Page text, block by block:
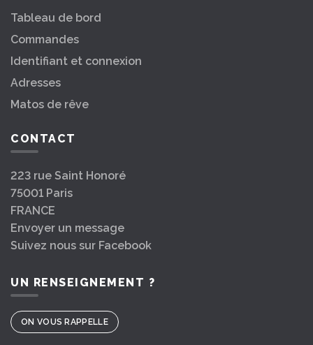
Tableau de bord
Commandes
Identifiant et connexion
Adresses
Matos de rêve
CONTACT
223 rue Saint Honoré
75001 Paris
FRANCE
Envoyer un message
Suivez nous sur Facebook
UN RENSEIGNEMENT ?
ON VOUS RAPPELLE